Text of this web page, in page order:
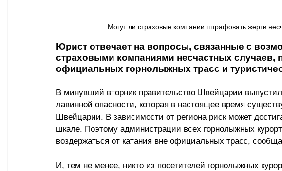
Могут ли страховые компании штрафовать жертв
Юрист отвечает на вопросы, связанные с
страховыми компаниями несчастных случаев,
официальных горнолыжных трасс и
В минувший вторник правительство Швейцарии
лавинной опасности, которая в настоящее время
Швейцарии. В зависимости от региона риск может
шкале. Поэтому администрации всех горнолыжных
воздержаться от катания вне официальных трасс,
И, тем не менее, никто из посетителей горнолыжных